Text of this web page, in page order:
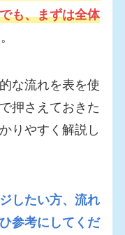
も、まずは全体
な流れを表を使
押さえておきた
りやすく解説し
したい方、流れ
参考にしてくだ